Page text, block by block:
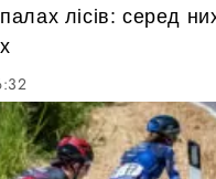
лісів: серед